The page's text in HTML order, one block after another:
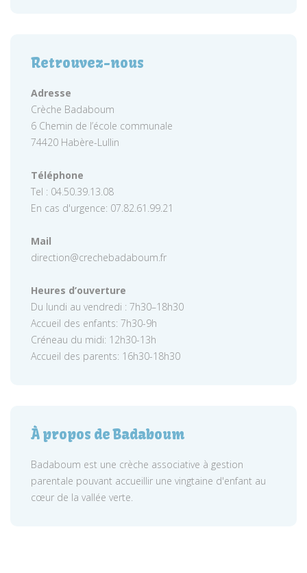
Retrouvez-nous
Adresse
Crèche Badaboum
6 Chemin de l’école communale
74420 Habère-Lullin
Téléphone
Tel : 04.50.39.13.08
En cas d'urgence: 07.82.61.99.21
Mail
direction@crechebadaboum.fr
Heures d’ouverture
Du lundi au vendredi : 7h30–18h30
Accueil des enfants: 7h30-9h
Créneau du midi: 12h30-13h
Accueil des parents: 16h30-18h30
À propos de Badaboum
Badaboum est une crèche associative à gestion
parentale pouvant accueillir une vingtaine d'enfant au
cœur de la vallée verte.